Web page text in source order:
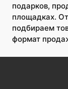
подарков,
площадках.
подбираем
формат